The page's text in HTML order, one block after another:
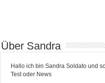
Über Sandra
Hallo ich bin Sandra Soldato und
Test oder News